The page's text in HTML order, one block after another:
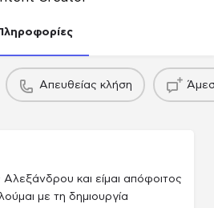
Απευθείας κλήση
Παραγωγού / Casing agency
Παραγωγού
και είμαι απόφοιτος
με τη δημιουργία